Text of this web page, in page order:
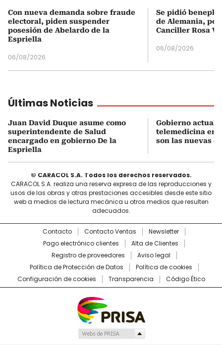
Con nueva demanda sobre fraude
electoral, piden suspender
posesión de Abelardo de la
Espriella
06/08/2026
Se pidió
de Alemania,
Canciller Rosa
06/08/2026
Últimas Noticias
Juan David Duque asume como
superintendente de Salud
encargado en gobierno De la
Espriella
Gobierno
telemedicina en
son las nuevas
© CARACOL S.A. Todos los derechos reservados.
CARACOL S.A. realiza una reserva expresa de las reproducciones y
usos de las obras y otras prestaciones accesibles desde este sitio
web a medios de lectura mecánica u otros medios que resulten
adecuados.
Contacto Contacto Ventas
Newsletter
Pago electrónico clientes
Alta de Clientes
Registro de proveedores
Aviso legal
Política de Protección de Datos
Política de cookies
Configuración de cookies
Transparencia Código Ético